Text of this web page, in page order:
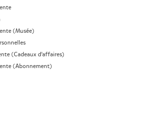
unique dans la vie d’une famille.
(Musée)
(Cadeaux d'affaires)
(Abonnement)